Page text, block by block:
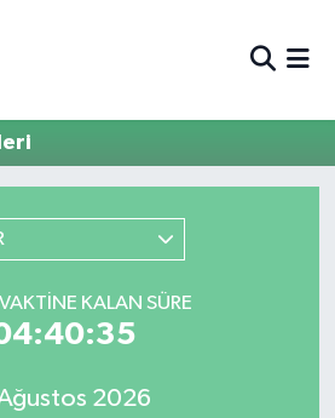
KALAN SÜRE
2026
Durumu ve Fikstür